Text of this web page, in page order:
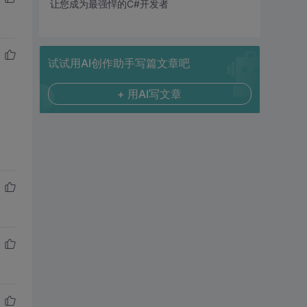
让您成为最强悍的C#开发者
试试用AI创作助手写篇文章吧
+ 用AI写文章